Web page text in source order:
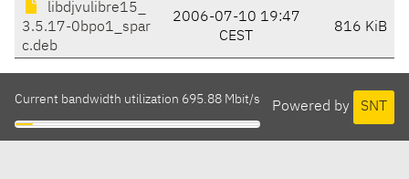
libdjvulibre15_
3.5.17-0bpo1_spar
c.deb
2006-07-10 19:47
CEST
816 KiB
Powered by SNT
Current bandwidth utilization 695.88 Mbit/s